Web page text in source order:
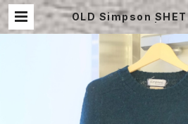
OLD Simpson
OL SWEATER |
ONLINE